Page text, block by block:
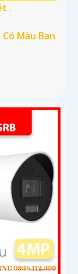
.
Màu Ban